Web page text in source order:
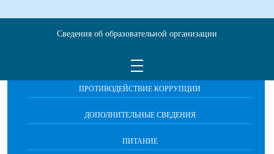
ОБРАЩЕНИЯ ГРАЖДАН
ПРОТИВОДЕЙСТВИЕ КОРРУПЦИИ
ДОПОЛНИТЕЛЬНЫЕ СВЕДЕНИЯ
ПИТАНИЕ
Сведения об образовательной организации